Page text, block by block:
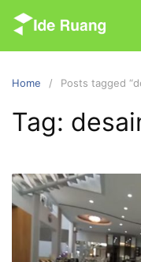
i
Home Posts tagged
Tag: